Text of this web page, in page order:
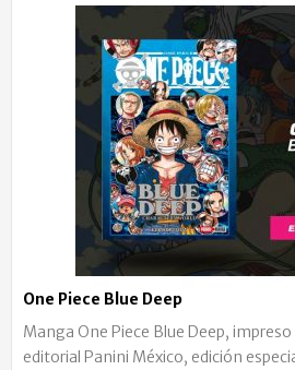
One Piece Blue Deep
Manga One Piece Blue Deep,
editorial Panini México, edición